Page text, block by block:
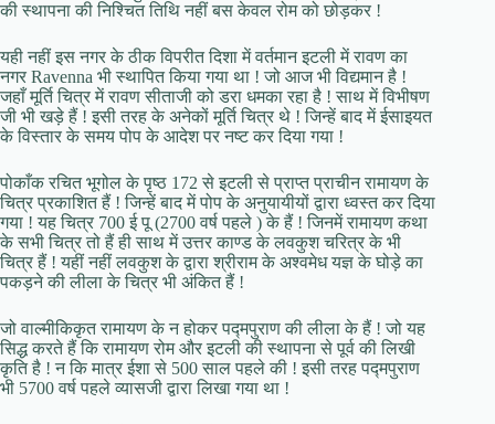
की स्थापना की निश्चित तिथि नहीं बस केवल रोम को छोड़कर !
यही नहीं इस नगर के ठीक विपरीत दिशा में वर्तमान इटली में रावण का
नगर Ravenna भी स्थापित किया गया था ! जो आज भी विद्यमान है !
जहाँ मूर्ति चित्र में रावण सीताजी को डरा धमका रहा है ! साथ में विभीषण
जी भी खड़े हैं ! इसी तरह के अनेकों मूर्ति चित्र थे ! जिन्हें बाद में ईसाइयत
के विस्तार के समय पोप के आदेश पर नष्ट कर दिया गया !
पोकाँक रचित भूगोल के पृष्ठ 172 से इटली से प्राप्त प्राचीन रामायण के
चित्र प्रकाशित हैं ! जिन्हें बाद में पोप के अनुयायीयों द्वारा ध्वस्त कर दिया
गया ! यह चित्र 700 ई पू (2700 वर्ष पहले ) के हैं ! जिनमें रामायण कथा
के सभी चित्र तो हैं ही साथ में उत्तर काण्ड के लवकुश चरित्र के भी
चित्र हैं ! यहीं नहीं लवकुश के द्वारा श्रीराम के अश्वमेध यज्ञ के घोड़े का
पकड़ने की लीला के चित्र भी अंकित हैं !
जो वाल्मीकिकृत रामायण के न होकर पद्मपुराण की लीला के हैं ! जो यह
सिद्ध करते हैं कि रामायण रोम और इटली की स्थापना से पूर्व की लिखी
कृति है ! न कि मात्र ईशा से 500 साल पहले की ! इसी तरह पद्मपुराण
भी 5700 वर्ष पहले व्यासजी द्वारा लिखा गया था !